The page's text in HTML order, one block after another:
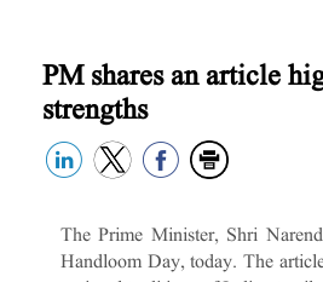
PM shares an article
strengths
The Prime Minister, Shri
Handloom Day, today. The